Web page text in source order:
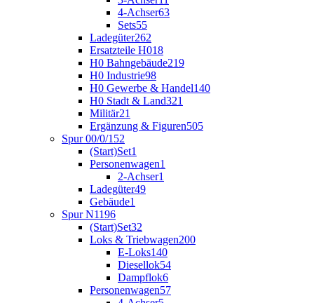
4-Achser63
Sets55
Ladegüter262
Ersatzteile H018
H0 Bahngebäude219
H0 Industrie98
H0 Gewerbe & Handel140
H0 Stadt & Land321
Militär21
Ergänzung & Figuren505
Spur 00/0/1 52
(Start)Set1
Personenwagen1
2-Achser1
Ladegüter49
Gebäude1
Spur N1196
(Start)Set32
Loks & Triebwagen200
E-Loks140
Diesellok54
Dampflok6
Personenwagen57